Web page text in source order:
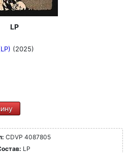
LP
(2025)
CDVP 4087805
LP